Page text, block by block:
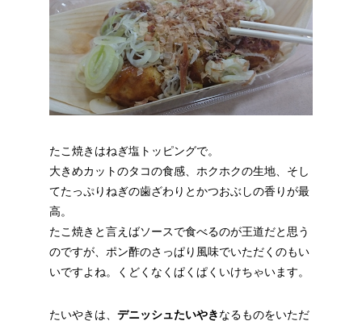
たこ焼きはねぎ塩トッピングで。
大きめカットのタコの食感、ホクホクの生地、そし
てたっぷりねぎの歯ざわりとかつおぶしの香りが最
高。
たこ焼きと言えばソースで食べるのが王道だと思う
のですが、ポン酢のさっぱり風味でいただくのもい
いですよね。くどくなくぱくぱくいけちゃいます。
たいやきは、 デニッシュたいやきなるものをいただ